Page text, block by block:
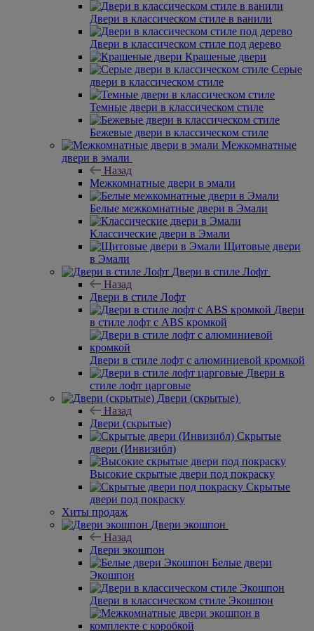
Двери в классическом стиле в ванили
Двери в классическом стиле под дерево
Крашеные двери
Серые
двери в классическом стиле
Темные двери в классическом стиле
Бежевые двери в классическом стиле
Межкомнатные
двери в эмали
Назад
Межкомнатные двери в эмали
Белые межкомнатные двери в Эмали
Классические двери в Эмали
Щитовые двери
в Эмали
Двери в стиле Лофт
Назад
Двери в стиле Лофт
Двери
в стиле лофт с ABS кромкой
Двери в стиле лофт с алюминиевой кромкой
Двери в
стиле лофт царговые
Двери (скрытые)
Назад
Двери (скрытые)
Скрытые
двери (Инвизибл)
Высокие скрытые двери под покраску
Скрытые
двери под покраску
Хиты продаж
Двери экошпон
Назад
Двери экошпон
Белые двери
Экошпон
Двери в классическом стиле Экошпон